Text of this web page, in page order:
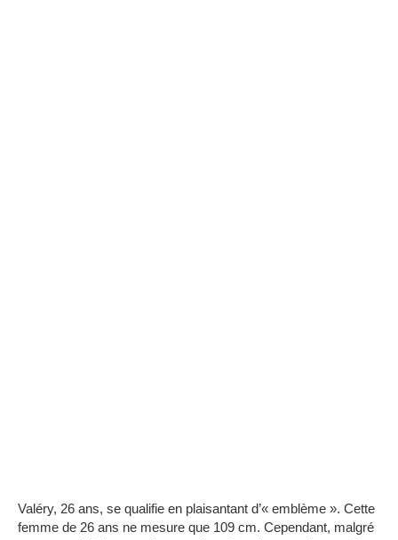
Valéry, 26 ans, se qualifie en plaisantant d’« emblème ». Cette
femme de 26 ans ne mesure que 109 cm. Cependant, malgré